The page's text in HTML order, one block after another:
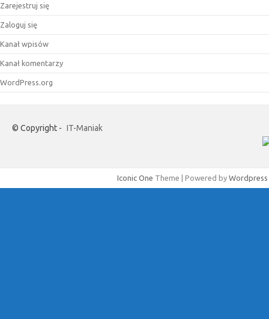
Zarejestruj się
Zaloguj się
Kanał wpisów
Kanał komentarzy
WordPress.org
© Copyright - IT-Maniak
Iconic One Theme | Powered by Wordpress